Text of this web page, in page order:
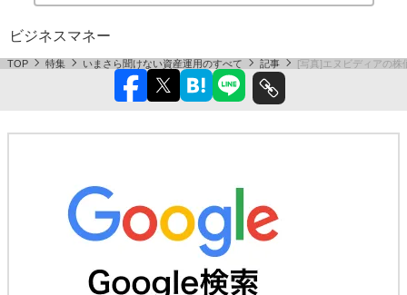
ビジネスマネー
TOP 特集 いまさら聞けない資産運用のすべて 記事 [写真]エヌビディアの